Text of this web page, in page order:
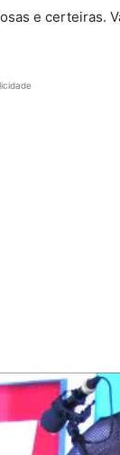
e certeiras.